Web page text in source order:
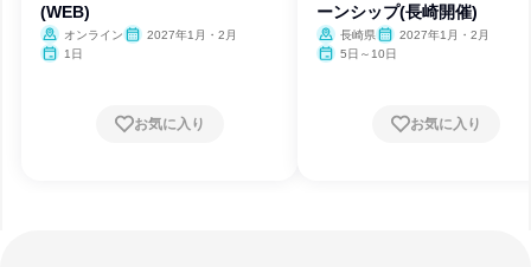
(WEB)
オンライン
2027年1月・2月
1日
お気に入り
ーンシップ(長崎開催)
長崎県
2027年1月・2月
5日～10日
お気に入り